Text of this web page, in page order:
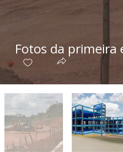
Fotos da primeira